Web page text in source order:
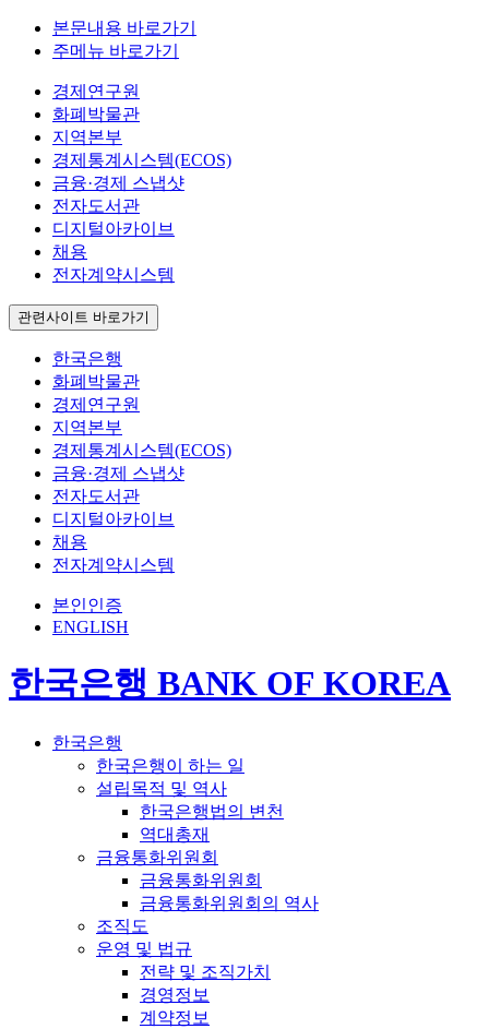
본문내용 바로가기
주메뉴 바로가기
경제연구원
화폐박물관
지역본부
경제통계시스템(ECOS)
금융·경제 스냅샷
전자도서관
디지털아카이브
채용
전자계약시스템
관련사이트 바로가기
한국은행
화폐박물관
경제연구원
지역본부
경제통계시스템(ECOS)
금융·경제 스냅샷
전자도서관
디지털아카이브
채용
전자계약시스템
본인인증
ENGLISH
한국은행 BANK OF KOREA
한국은행
한국은행이 하는 일
설립목적 및 역사
한국은행법의 변천
역대총재
금융통화위원회
금융통화위원회
금융통화위원회의 역사
조직도
운영 및 법규
전략 및 조직가치
경영정보
계약정보